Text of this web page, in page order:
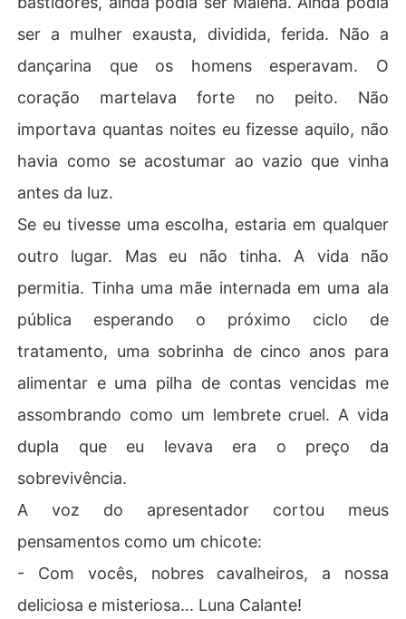
nenhum deles previu?
ser a mulher exausta, dividida, ferida. Não a
dançarina que os homens esperavam. O
coração martelava forte no peito. Não
importava quantas noites eu fizesse aquilo, não
havia como se acostumar ao vazio que vinha
antes da luz.
Se eu tivesse uma escolha, estaria em qualquer
outro lugar. Mas eu não tinha. A vida não
permitia. Tinha uma mãe internada em uma ala
pública esperando o próximo ciclo de
tratamento, uma sobrinha de cinco anos para
alimentar e uma pilha de contas vencidas me
assombrando como um lembrete cruel. A vida
dupla que eu levava era o preço da
sobrevivência.
A voz do apresentador cortou meus
pensamentos como um chicote:
- Com vocês, nobres cavalheiros, a nossa
deliciosa e misteriosa... Luna Calante!